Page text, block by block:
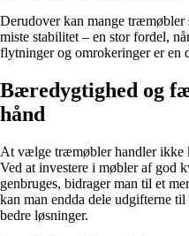
Derudover kan mange træmøbler
miste stabilitet – en stor fordel,
flytninger og omrokeringer er en
Bæredygtighed og
hånd
At vælge træmøbler handler ikke
Ved at investere i møbler af god
genbruges, bidrager man til et
kan man endda dele udgifterne
bedre løsninger.